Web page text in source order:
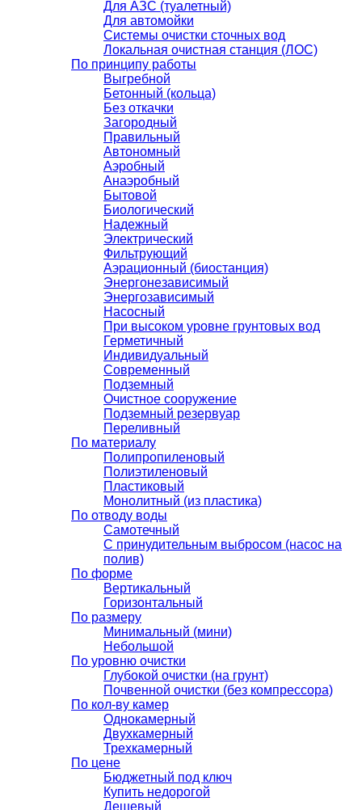
Для АЗС (туалетный)
Для автомойки
Системы очистки сточных вод
Локальная очистная станция (ЛОС)
По принципу работы
Выгребной
Бетонный (кольца)
Без откачки
Загородный
Правильный
Автономный
Аэробный
Анаэробный
Бытовой
Биологический
Надежный
Электрический
Фильтрующий
Аэрационный (биостанция)
Энергонезависимый
Энергозависимый
Насосный
При высоком уровне грунтовых вод
Герметичный
Индивидуальный
Современный
Подземный
Очистное сооружение
Подземный резервуар
Переливный
По материалу
Полипропиленовый
Полиэтиленовый
Пластиковый
Монолитный (из пластика)
По отводу воды
Самотечный
С принудительным выбросом (насос на
полив)
По форме
Вертикальный
Горизонтальный
По размеру
Минимальный (мини)
Небольшой
По уровню очистки
Глубокой очистки (на грунт)
Почвенной очистки (без компрессора)
По кол-ву камер
Однокамерный
Двухкамерный
Трехкамерный
По цене
Бюджетный под ключ
Купить недорогой
Дешевый